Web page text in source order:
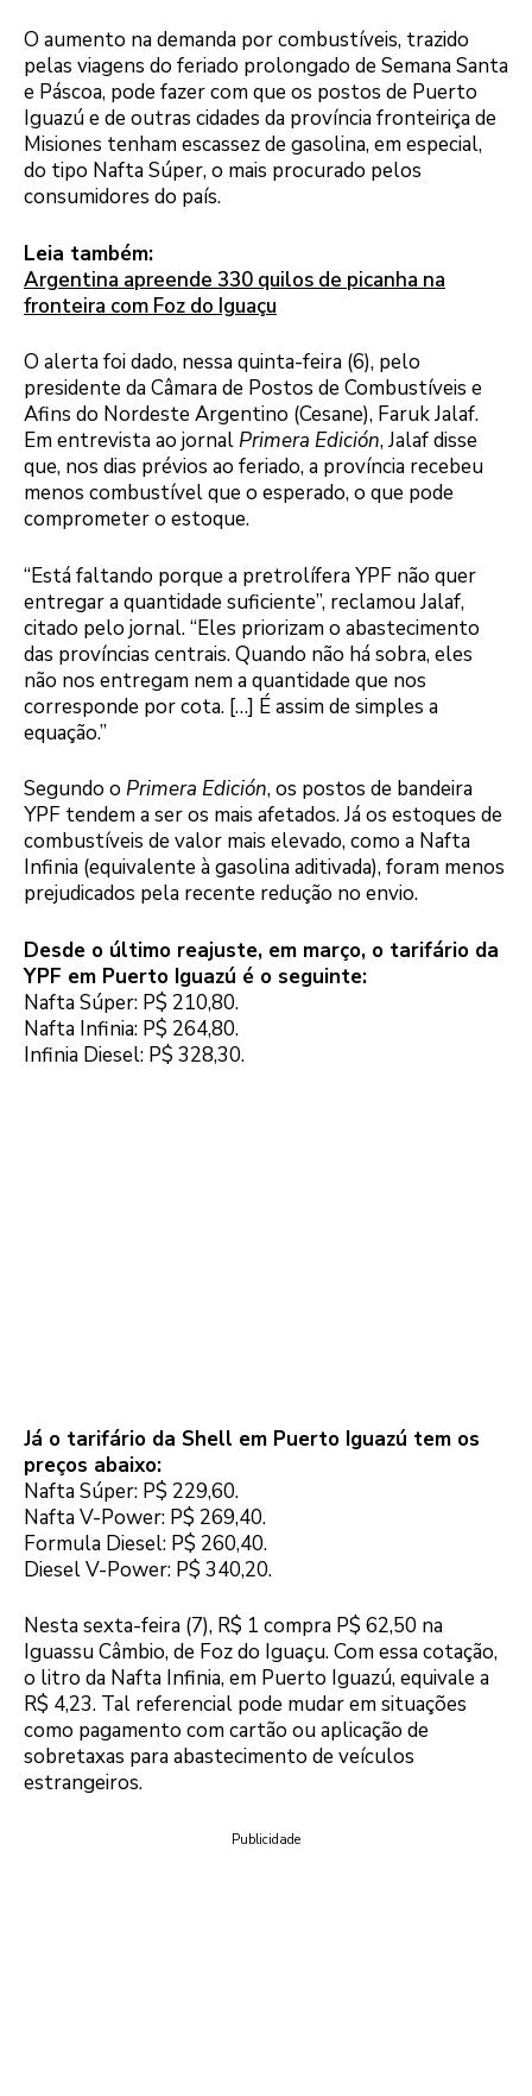
O aumento na demanda por combustíveis, trazido
pelas viagens do feriado prolongado de Semana Santa
e Páscoa, pode fazer com que os postos de Puerto
Iguazú e de outras cidades da província fronteiriça de
Misiones tenham escassez de gasolina, em especial,
do tipo Nafta Súper, o mais procurado pelos
consumidores do país.
Leia também:
Argentina apreende 330 quilos de picanha na
fronteira com Foz do Iguaçu
O alerta foi dado, nessa quinta-feira (6), pelo
presidente da Câmara de Postos de Combustíveis e
Afins do Nordeste Argentino (Cesane), Faruk Jalaf.
Em entrevista ao jornalPrimera Edición, Jalaf disse
que, nos dias prévios ao feriado, a província recebeu
menos combustível que o esperado, o que pode
comprometer o estoque.
“Está faltando porque a pretrolífera YPF não quer
entregar a quantidade suficiente”, reclamou Jalaf,
citado pelo jornal. “Eles priorizam o abastecimento
das províncias centrais. Quando não há sobra, eles
não nos entregam nem a quantidade que nos
corresponde por cota. […] É assim de simples a
equação.”
Segundo o Primera Edición, os postos de bandeira
YPF tendem a ser os mais afetados. Já os estoques de
combustíveis de valor mais elevado, como a Nafta
Infinia (equivalente à gasolina aditivada), foram menos
prejudicados pela recente redução no envio.
Desde o último reajuste, em março, o tarifário da
YPF em Puerto Iguazú é o seguinte:
Nafta Súper: P$ 210,80.
Nafta Infinia: P$ 264,80.
Infinia Diesel: P$ 328,30.
Já o tarifário da Shell em Puerto Iguazú tem os
preços abaixo:
Nafta Súper: P$ 229,60.
Nafta V-Power: P$ 269,40.
Formula Diesel: P$ 260,40.
Diesel V-Power: P$ 340,20.
Nesta sexta-feira (7), R$ 1 compra P$ 62,50 na
Iguassu Câmbio, de Foz do Iguaçu. Com essa cotação,
o litro da Nafta Infinia, em Puerto Iguazú, equivale a
R$ 4,23. Tal referencial pode mudar em situações
como pagamento com cartão ou aplicação de
sobretaxas para abastecimento de veículos
estrangeiros.
Publicidade